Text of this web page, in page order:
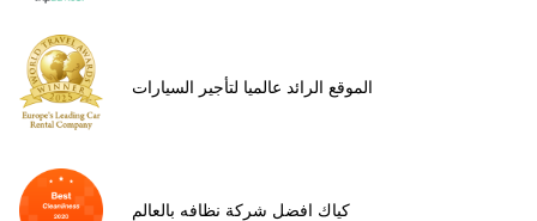
الموقع الرائد عالميا لتأجير السيارات
كياك افضل شركة نظافه بالعالم